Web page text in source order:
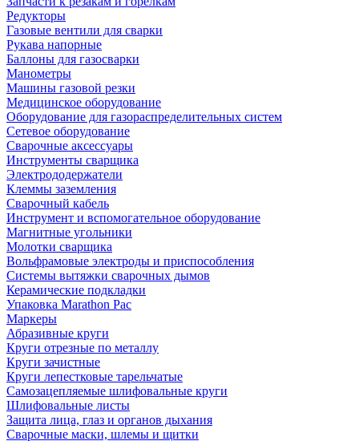
Редукторы
Газовые вентили для сварки
Рукава напорные
Баллоны для газосварки
Манометры
Машины газовой резки
Медицинское оборудование
Оборудование для газораспределительных систем
Сетевое оборудование
Сварочные аксессуары
Инструменты сварщика
Электрододержатели
Клеммы заземления
Сварочный кабель
Инструмент и вспомогательное оборудование
Магнитные угольники
Молотки сварщика
Вольфрамовые электроды и приспособления
Системы вытяжки сварочных дымов
Керамические подкладки
Упаковка Marathon Pac
Маркеры
Абразивные круги
Круги отрезные по металлу
Круги зачистные
Круги лепестковые тарельчатые
Самозацепляемые шлифовальные круги
Шлифовальные листы
Защита лица, глаз и органов дыхания
Сварочные маски, шлемы и щитки